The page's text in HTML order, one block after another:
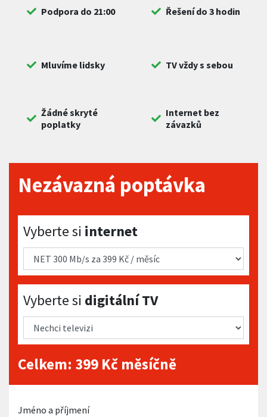
Podpora do 21:00 Řešení do 3 hodin
Mluvíme lidsky TV vždy s sebou
Žádné skryté
poplatky
Internet bez
závazků
Nezávazná poptávka
Vyberte si internet
Vyberte si internet
Vyberte si digitální TV
Vyberte si digitální TV
Celkem: 399 Kč měsíčně
Jméno a příjmení